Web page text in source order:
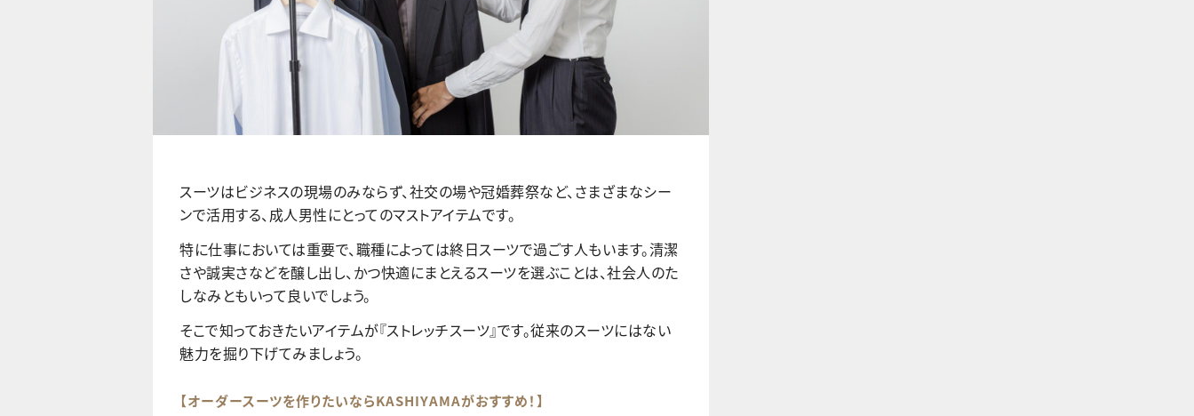
スーツはビジネスの現場のみならず、社交の場や冠婚葬祭など、さまざまなシー
ンで活用する、成人男性にとってのマストアイテムです。
特に仕事においては重要で、職種によっては終日スーツで過ごす人もいます。清潔
さや誠実さなどを醸し出し、かつ快適にまとえるスーツを選ぶことは、社会人のた
しなみともいって良いでしょう。
そこで知っておきたいアイテムが『ストレッチスーツ』です。従来のスーツにはない
魅力を掘り下げてみましょう。
【オーダースーツを作りたいならKASHIYAMAがおすすめ！】